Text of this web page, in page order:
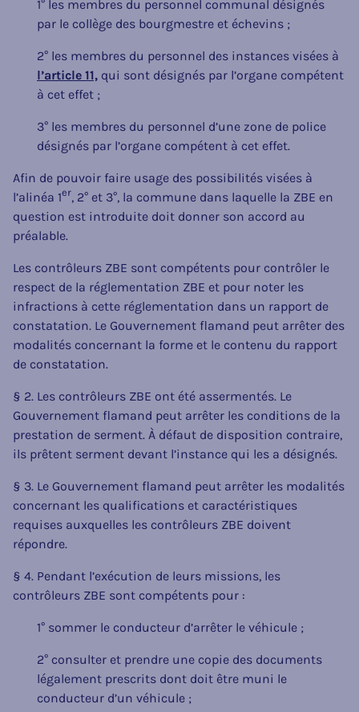
1° les membres du personnel communal désignés
par le collège des bourgmestre et échevins ;
2° les membres du personnel des instances visées à
l’article 11, qui sont désignés par l’organe compétent
à cet effet ;
3° les membres du personnel d’une zone de police
désignés par l’organe compétent à cet effet.
Afin de pouvoir faire usage des possibilités visées à
l’alinéa 1er, 2° et 3°, la commune dans laquelle la ZBE en
question est introduite doit donner son accord au
préalable.
Les contrôleurs ZBE sont compétents pour contrôler le
respect de la réglementation ZBE et pour noter les
infractions à cette réglementation dans un rapport de
constatation. Le Gouvernement flamand peut arrêter des
modalités concernant la forme et le contenu du rapport
de constatation.
§ 2. Les contrôleurs ZBE ont été assermentés. Le
Gouvernement flamand peut arrêter les conditions de la
prestation de serment. À défaut de disposition contraire,
ils prêtent serment devant l’instance qui les a désignés.
§ 3. Le Gouvernement flamand peut arrêter les modalités
concernant les qualifications et caractéristiques
requises auxquelles les contrôleurs ZBE doivent
répondre.
§ 4. Pendant l’exécution de leurs missions, les
contrôleurs ZBE sont compétents pour :
1° sommer le conducteur d’arrêter le véhicule ;
2° consulter et prendre une copie des documents
légalement prescrits dont doit être muni le
conducteur d’un véhicule ;